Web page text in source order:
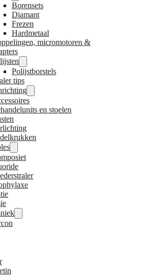
Borensets
Diamant
Frezen
Hardmetaal
micromotoren &
Polijstborstels
tips
en stoelen